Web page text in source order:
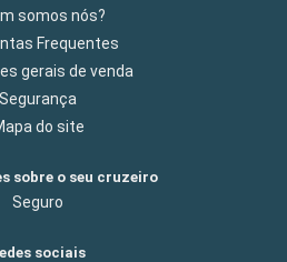
somos nós?
Frequentes
gerais de venda
Segurança
do site
sobre o seu cruzeiro
Seguro
sociais